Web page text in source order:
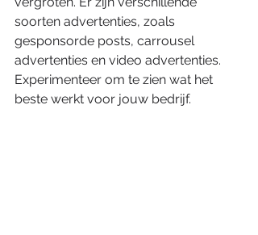
soorten advertenties, zoals
gesponsorde posts, carrousel
advertenties en video advertenties.
Experimenteer om te zien wat het
beste werkt voor jouw bedrijf.